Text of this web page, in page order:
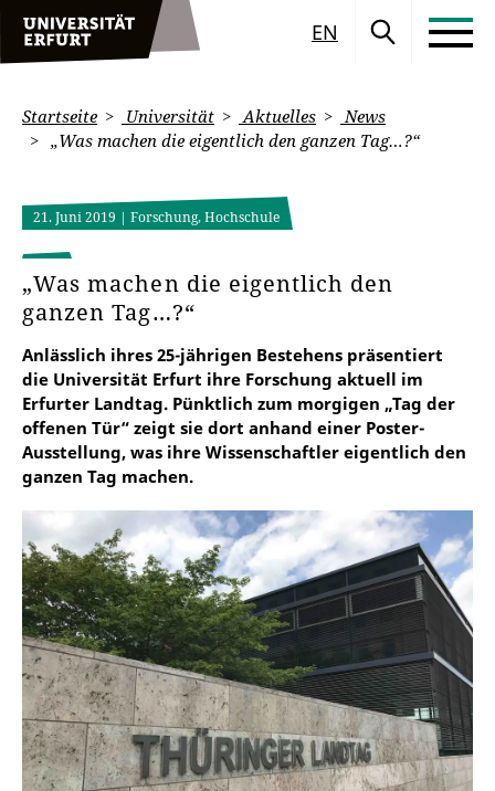
EN
Startseite Universität Aktuelles
News
„Was machen die eigentlich den ganzen Tag…?“
21. Juni 2019 | Forschung, Hochschule
„Was machen die eigentlich den
ganzen Tag…?“
Anlässlich ihres 25-jährigen Bestehens präsentiert
die Universität Erfurt ihre Forschung aktuell im
Erfurter Landtag. Pünktlich zum morgigen „Tag der
offenen Tür“ zeigt sie dort anhand einer Poster-
Ausstellung, was ihre Wissenschaftler eigentlich den
ganzen Tag machen.